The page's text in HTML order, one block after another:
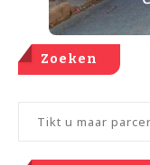
Zoeken